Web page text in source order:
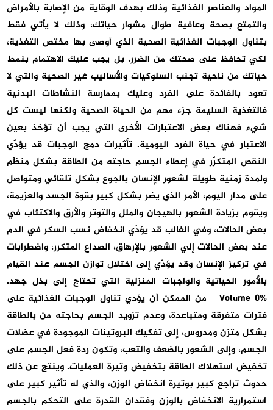
المواد والعناصر الغذائية وذلك بهدف الوقاية من الإصابة بالأمراض
والتمتع بصحة وعافية طوال مشوار حياتك، وذلك لا يأتي فقط
بتناول الوجبات الغذائية الصحية الذي أوصى بها مختص التغذية،
لكي تحافظ على صحتك من الضرر، بل يجب عليك الاهتمام بنمط
حياتك من ناحية تجنب السلوكيات والأساليب غير الصحية والتي لا
تعود بالفائدة على الفرد وعليك بممارسة النشاطات البدنية
فالتغذية السليمة جزء مهم من الحياة الصحية ولكنها ليست كل
شيء فهناك بعض الاعتبارات الأخرى التي يجب أن تؤخذ بعين
الاعتبار في حياة الفرد اليومية. تأثيرات دمج الوجبات قد يؤدّي
النقص المتكرّر في إعطاء الجسم حاجته من الطاقة بشكل منظّم
ولمدة زمنية طويلة لشعور الإنسان بالجوع بشكل تلقائي ومتواصل
على مدار اليوم، الأمر الذي يضر بشكل كبير بقوة الجسد والعزيمة،
ويقوم بزيادة الشعور بالهيجان والملل والتوتر والأرق والاكتئاب في
بعض الحالات، وفي الغالب قد يؤدّي انخفاض نسب السكر في الدم
عند بعض الحالات إلي الشعور بالإرهاق، الصداع المتكرر، واضطرابات
في تركيز الإنسان وقد يؤدّي إلى اختلال توازن الجسم عند القيام
بالأمور الحياتية والواجبات المنزلية التي تحتاج إلى بذل جهد.
Volume 0% من الممكن أن يؤدي تناول الوجبات الغذائية على
فترات متفرقة ومتباعدة، وعدم تزويد الجسم بحاجته من بالطاقة
بشكل متزن ومدروس، إلى تفكيك البروتينات الموجودة في عضلات
الجسم، وإلى الشعور بالضعف والتعب، وتكون ردة فعل الجسم على
تخفيض استهلاك الطاقة بتخفيض وتيرة العمليات. وينتج عن ذلك
حدوث تراجع كبير بوتيرة انخفاض الوزن، والذي له تأثير كبير على
استمرارية الانخفاض بالوزن وفقدان القدرة على التحكم بالجسم